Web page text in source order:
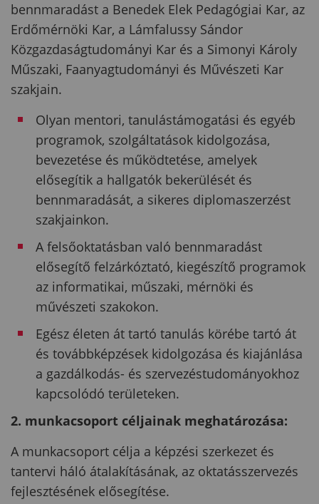
bennmaradást a Benedek Elek Pedagógiai Kar, az
Erdőmérnöki Kar, a Lámfalussy Sándor
Közgazdaságtudományi Kar és a Simonyi Károly
Műszaki, Faanyagtudományi és Művészeti Kar
szakjain.
Olyan mentori, tanulástámogatási és egyéb
programok, szolgáltatások kidolgozása,
bevezetése és működtetése, amelyek
elősegítik a hallgatók bekerülését és
bennmaradását, a sikeres diplomaszerzést
szakjainkon.
A felsőoktatásban való bennmaradást
elősegítő felzárkóztató, kiegészítő programok
az informatikai, műszaki, mérnöki és
művészeti szakokon.
Egész életen át tartó tanulás körébe tartó át
és továbbképzések kidolgozása és kiajánlása
a gazdálkodás- és szervezéstudományokhoz
kapcsolódó területeken.
2. munkacsoport céljainak meghatározása:
A munkacsoport célja a képzési szerkezet és
tantervi háló átalakításának, az oktatásszervezés
fejlesztésének elősegítése.